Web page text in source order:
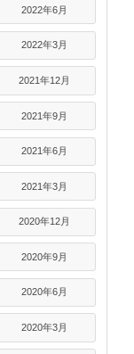
2022年6月
2022年3月
2021年12月
2021年9月
2021年6月
2021年3月
2020年12月
2020年9月
2020年6月
2020年3月